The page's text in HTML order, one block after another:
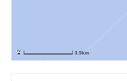
3.5km